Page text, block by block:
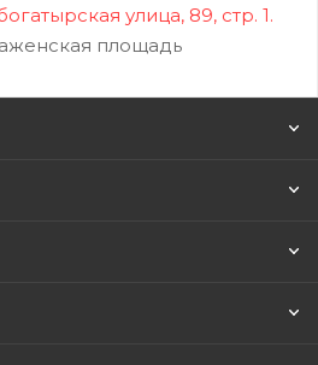
улица, 89, стр. 1.
площадь